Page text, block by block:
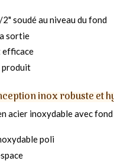
soudé au niveau du fond
sortie
efficace
produit
inox robuste et
acier inoxydable avec
poli